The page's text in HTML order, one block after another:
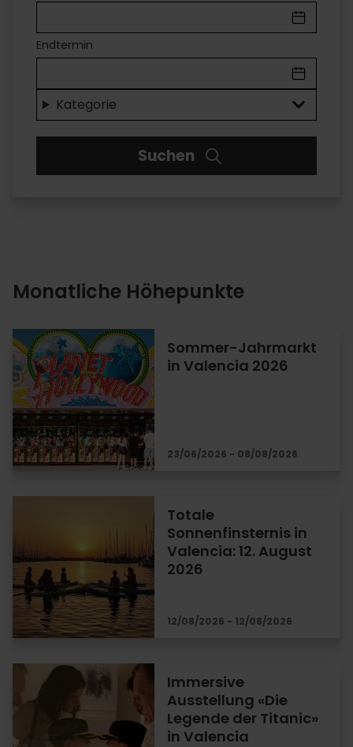
VALÈNCIA
Unterhaltung
für
jeden
Geschmack
Endtermin
Kategorie
Suchen
Monatliche Höhepunkte
Sommer-Jahrmarkt
in Valencia 2026
23/06/2026 - 08/08/2026
Totale
Sonnenfinsternis in
Valencia: 12. August
2026
12/08/2026 - 12/08/2026
Immersive
Ausstellung «Die
Legende der Titanic»
in Valencia